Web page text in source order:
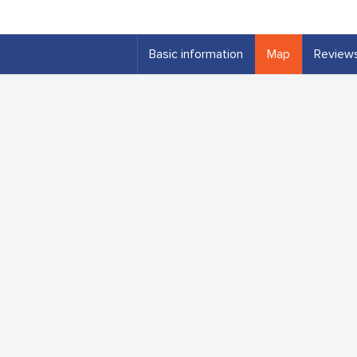
Basic information Map